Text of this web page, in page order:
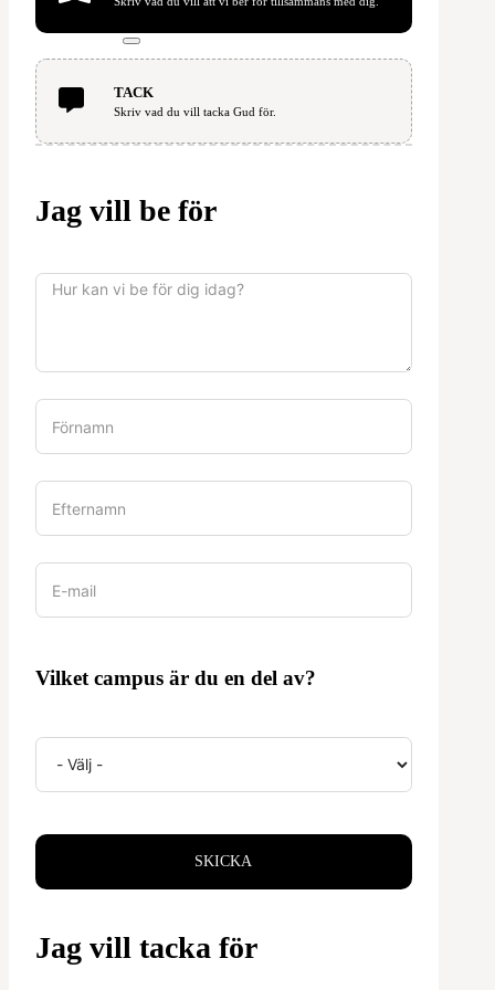
TACK
Skriv vad du vill tacka Gud för.
Jag vill be för
Vilket campus är du en del av?
SKICKA
Jag vill tacka för